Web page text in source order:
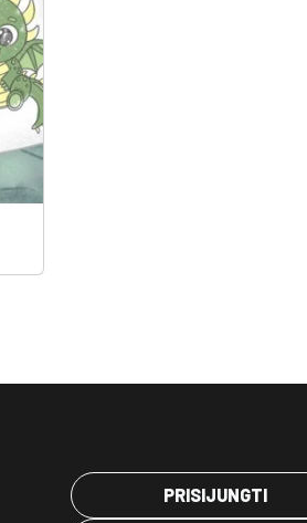
PRISIJUNGTI